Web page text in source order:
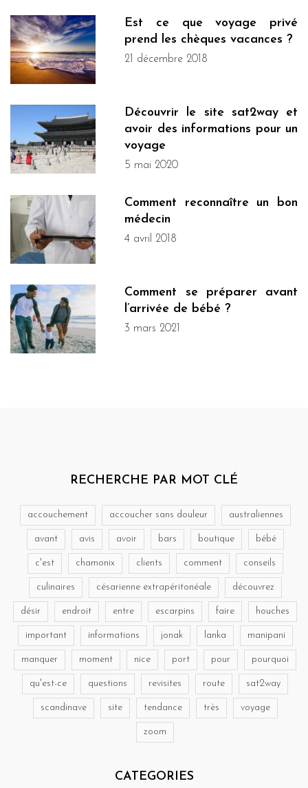
Est ce que voyage privé
prend les chèques vacances ?
21 décembre 2018
Découvrir le site sat2way et
avoir des informations pour un
voyage
5 mai 2020
Comment reconnaître un bon
médecin
4 avril 2018
Comment se préparer avant
l’arrivée de bébé ?
3 mars 2021
RECHERCHE PAR MOT CLÉ
accouchement accoucher sans douleur australiennes
avant avis avoir bars boutique bébé
c'est chamonix clients comment conseils
culinaires césarienne extrapéritonéale découvrez
désir endroit entre escarpins faire houches
important informations jonak lanka manipani
manquer moment nice port pour pourquoi
qu'est-ce questions revisites route sat2way
scandinave site tendance très voyage
zoom
CATEGORIES